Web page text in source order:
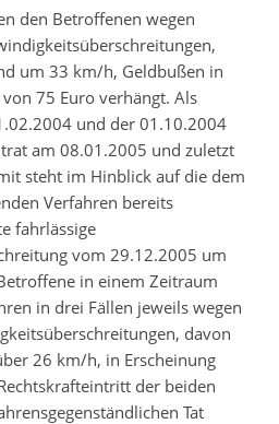
den Betroffenen wegen
um 33 km/h, Geldbußen in
75 Euro verhängt. Als
und der 01.10.2004
am 08.01.2005 und zuletzt
steht im Hinblick auf die dem
Verfahren bereits
fahrlässige
vom 29.12.2005 um
in einem Zeitraum
in drei Fällen jeweils wegen
davon
26 km/h, in Erscheinung
der beiden
Tat